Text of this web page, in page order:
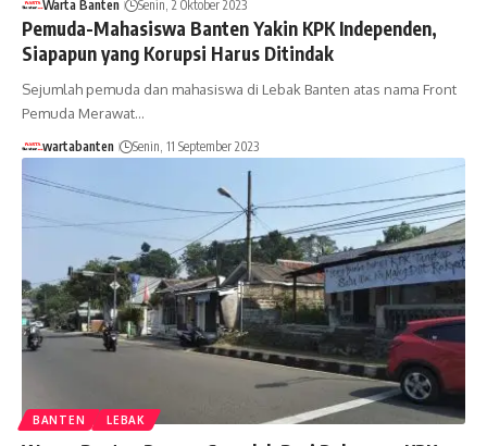
Warta Banten Senin, 2 Oktober 2023
Pemuda-Mahasiswa Banten Yakin KPK Independen,
Siapapun yang Korupsi Harus Ditindak
Sejumlah pemuda dan mahasiswa di Lebak Banten atas nama Front
Pemuda Merawat…
wartabanten Senin, 11 September 2023
BANTEN LEBAK